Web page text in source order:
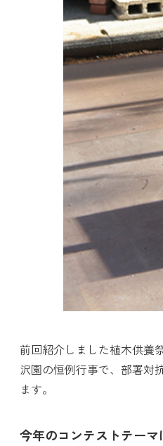
前回紹介しました植木供養
沢園の恒例行事で、部署対
ます。
今年のコンテストテーマ